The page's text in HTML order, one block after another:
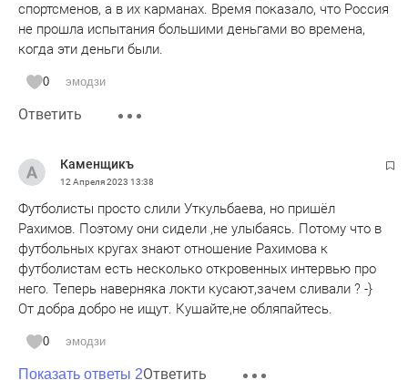
спортсменов, а в их карманах. Время показало, что Россия
не прошла испытания большими деньгами во времена,
когда эти деньги были.
0 эмодзи
Ответить
Каменщикъ
12 Апреля 2023 13:38
Футболисты просто слили Уткульбаева, но пришёл
Рахимов. Поэтому они сидели ,не улыбаясь. Потому что в
футбольных кругах знают отношение Рахимова к
футболистам есть несколько откровенных интервью про
него. Теперь наверняка локти кусают,зачем сливали ? -}
От добра добро не ищут. Кушайте,не обляпайтесь.
0 эмодзи
Показать ответы 2Ответить